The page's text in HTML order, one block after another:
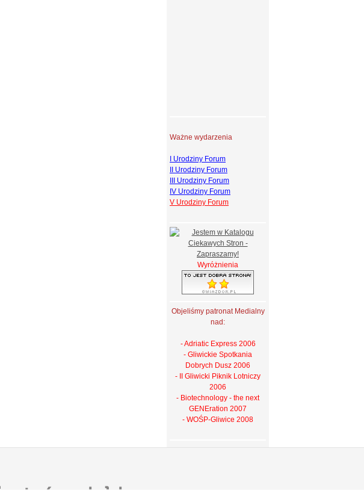
Ważne wydarzenia
I Urodziny Forum
II Urodziny Forum
III Urodziny Forum
IV Urodziny Forum
V Urodziny Forum
Wyróżnienia
Objeliśmy patronat Medialny
nad:
- Adriatic Express 2006
- Gliwickie Spotkania
Dobrych Dusz 2006
- II Gliwicki Piknik Lotniczy
2006
- Biotechnology - the next
GENEration 2007
- WOŚP-Gliwice 2008